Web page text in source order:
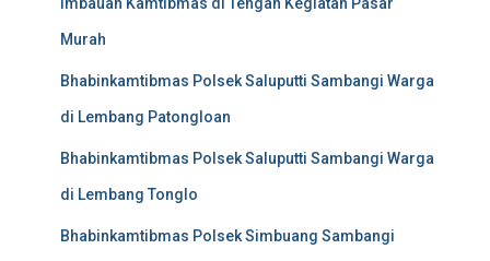
Murah
Bhabinkamtibmas Polsek Saluputti Sambangi Warga
di Lembang Patongloan
Bhabinkamtibmas Polsek Saluputti Sambangi Warga
di Lembang Tonglo
Bhabinkamtibmas Polsek Simbuang Sambangi